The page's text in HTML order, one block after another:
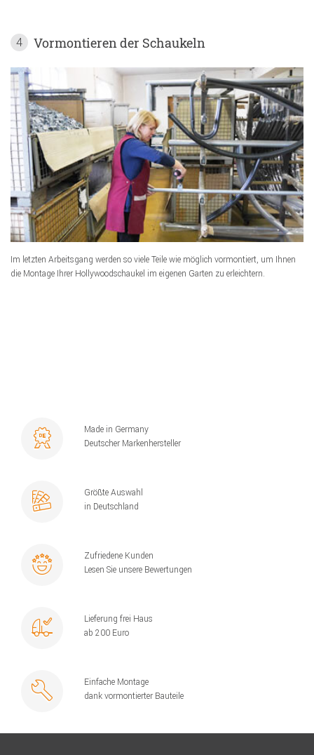
4 Vormontieren der Schaukeln
Im letzten Arbeitsgang werden so viele Teile wie möglich vormontiert, um Ihnen
die Montage Ihrer Hollywoodschaukel im eigenen Garten zu erleichtern.
Made in Germany
Deutscher Markenhersteller
Größte Auswahl
in Deutschland
Zufriedene Kunden
Lesen Sie unsere Bewertungen
Lieferung frei Haus
ab 200 Euro
Einfache Montage
dank vormontierter Bauteile